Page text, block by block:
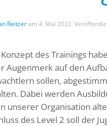
Reitzeram 4. Mai 2022.
des Trainings
Augenmerk auf den
sollen,
Dabei werden
unserer Organisation
des Level 2 soll der